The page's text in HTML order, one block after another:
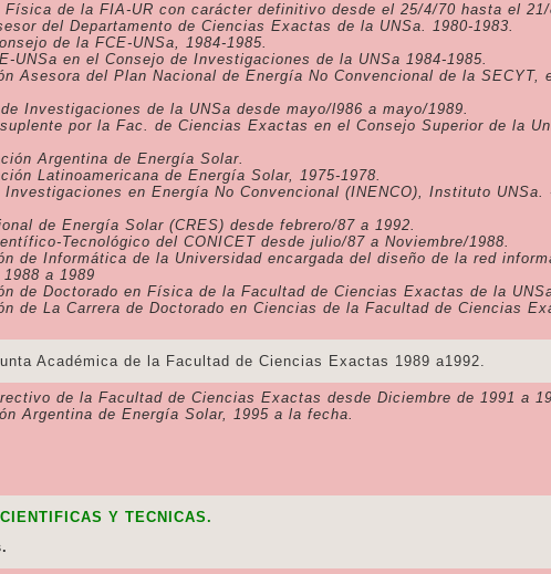
de la FIA-UR con carácter definitivo desde el 25/4/70 hasta el 21/
del Departamento de Ciencias Exactas de la UNSa. 1980-1983.
de la FCE-UNSa, 1984-1985.
UNSa en el Consejo de Investigaciones de la UNSa 1984-1985.
Asesora del Plan Nacional de Energía No Convencional de la SECYT,
Investigaciones de la UNSa desde mayo/l986 a mayo/1989.
por la Fac. de Ciencias Exactas en el Consejo Superior de la
Argentina de Energía Solar.
Latinoamericana de Energía Solar, 1975-1978.
en Energía No Convencional (INENCO), Instituto UNSa.
de Energía Solar (CRES) desde febrero/87 a 1992.
Tecnológico del CONICET desde julio/87 a Noviembre/1988.
de Informática de la Universidad encargada del diseño de la red
a 1989
de Doctorado en Física de la Facultad de Ciencias Exactas de la
de La Carrera de Doctorado en Ciencias de la Facultad de Ciencias
de la Facultad de Ciencias Exactas 1989 a1992.
de la Facultad de Ciencias Exactas desde Diciembre de 1991 a
Argentina de Energía Solar, 1995 a la fecha.
Y TECNICAS.